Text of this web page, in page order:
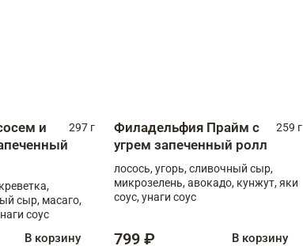
и
297 г
сыр, масаго,
соус
В корзину
Филадельфия Прайм с
угрем запеченный ролл
259 г
лосось, угорь, сливочный сыр,
микрозелень, авокадо, кунжут, яки
соус, унаги соус
799 ₽ В корзину